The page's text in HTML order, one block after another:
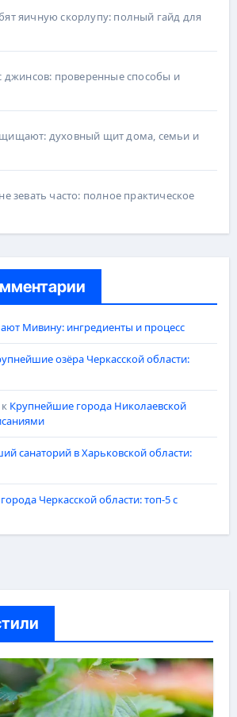
яичную скорлупу: полный гайд для
джинсов: проверенные способы и
духовный щит дома, семьи и
зевать часто: полное практическое
Мивину: ингредиенты и процесс
озёра Черкасской области:
к Крупнейшие города Николаевской
санаторий в Харьковской области:
Черкасской области: топ-5 с